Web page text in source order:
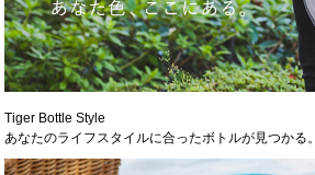
Tiger Bottle Style
あなたのライフスタイルに合ったボトルが見つかる。